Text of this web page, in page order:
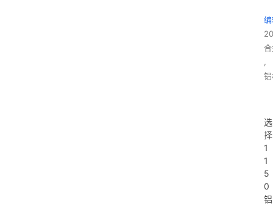
,
选
择
1
1
5
0
铝